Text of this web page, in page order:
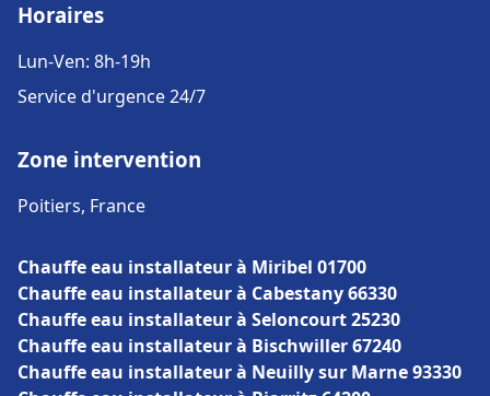
Horaires
Lun-Ven: 8h-19h
Service d'urgence 24/7
Zone intervention
Poitiers, France
Chauffe eau installateur à Miribel 01700
Chauffe eau installateur à Cabestany 66330
Chauffe eau installateur à Seloncourt 25230
Chauffe eau installateur à Bischwiller 67240
Chauffe eau installateur à Neuilly sur Marne 93330